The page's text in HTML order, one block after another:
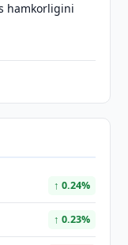
hamkorligini
↑ 0.24%
↑ 0.23%